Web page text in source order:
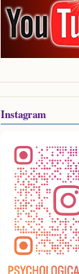
Instagram